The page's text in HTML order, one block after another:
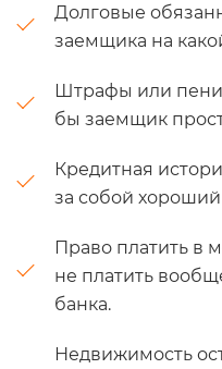
Долговые
заемщика на
Штрафы или пени
бы заемщик
Кредитная
за собой хороший
Право платить в
не платить
банка.
Недвижимость